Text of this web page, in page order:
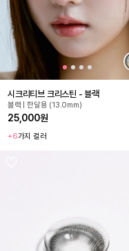
시크리티브 크리스틴 - 블랙
블랙 | 한달용 (13.0mm)
25,000원
+6가지 컬러